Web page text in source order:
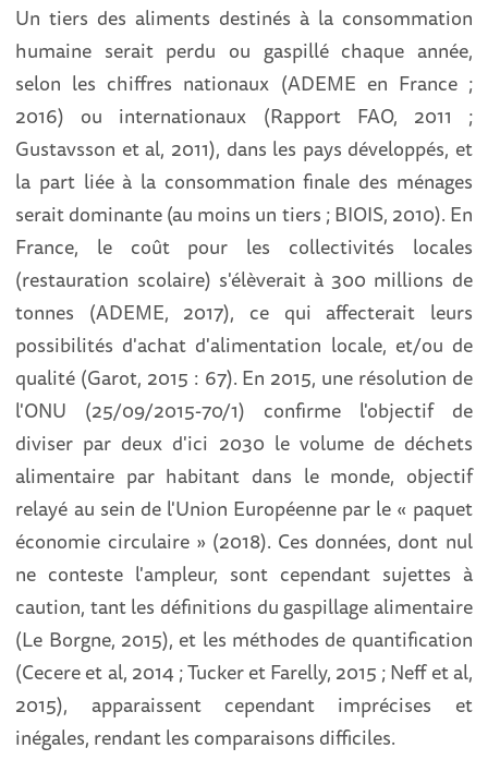
Un tiers des aliments destinés à la consommation
humaine serait perdu ou gaspillé chaque année,
selon les chiffres nationaux (ADEME en France ;
2016) ou internationaux (Rapport FAO, 2011 ;
Gustavsson et al, 2011), dans les pays développés, et
la part liée à la consommation finale des ménages
serait dominante (au moins un tiers ; BIOIS, 2010). En
France, le coût pour les collectivités locales
(restauration scolaire) s'élèverait à 300 millions de
tonnes (ADEME, 2017), ce qui affecterait leurs
possibilités d'achat d'alimentation locale, et/ou de
qualité (Garot, 2015 : 67). En 2015, une résolution de
l'ONU (25/09/2015-70/1) confirme l'objectif de
diviser par deux d'ici 2030 le volume de déchets
alimentaire par habitant dans le monde, objectif
relayé au sein de l'Union Européenne par le « paquet
économie circulaire » (2018). Ces données, dont nul
ne conteste l'ampleur, sont cependant sujettes à
caution, tant les définitions du gaspillage alimentaire
(Le Borgne, 2015), et les méthodes de quantification
(Cecere et al, 2014 ; Tucker et Farelly, 2015 ; Neff et al,
2015), apparaissent cependant imprécises et
inégales, rendant les comparaisons difficiles.